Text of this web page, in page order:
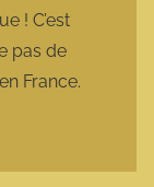
! C’est
pas de
France.